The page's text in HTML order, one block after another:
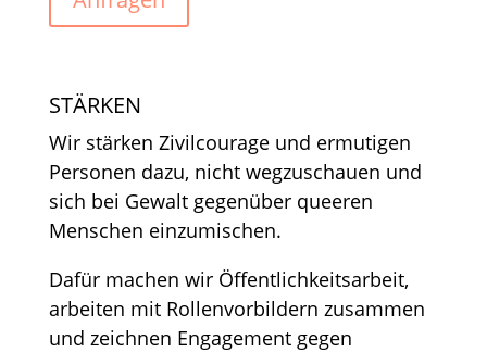
STÄRKEN
Wir stärken Zivilcourage und ermutigen
Personen dazu, nicht wegzuschauen und
sich bei Gewalt gegenüber queeren
Menschen einzumischen.
Dafür machen wir Öffentlichkeitsarbeit,
arbeiten mit Rollenvorbildern zusammen
und zeichnen Engagement gegen